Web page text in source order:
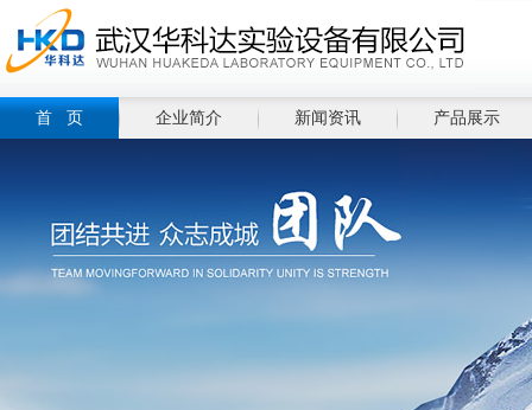
首 页 企业简介 新闻资讯 产品展示